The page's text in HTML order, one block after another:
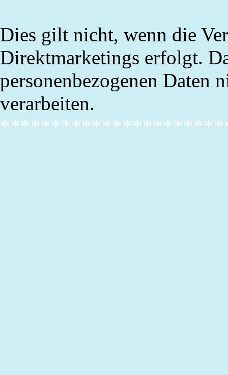
Dies gilt nicht, wenn die
Direktmarketings erfolgt.
personenbezogenen Daten
verarbeiten.